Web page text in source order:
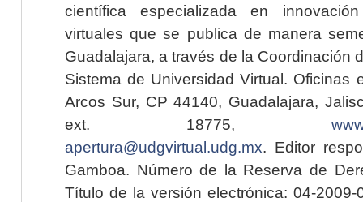
científica especializada en
virtuales que se publica de manera
Guadalajara, a través de la Coordinación
Sistema de Universidad Virtual. Oficinas
Arcos Sur, CP 44140, Guadalajara,
ext. 18775,
apertura@udgvirtual.udg.mx. Editor
Gamboa. Número de la Reserva de
Título de la versión electrónica: 04-2009-